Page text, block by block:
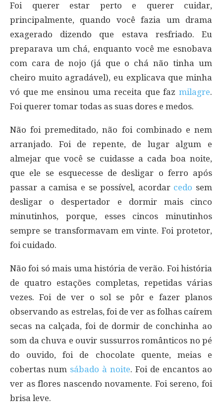
Foi querer estar perto e querer cuidar,
principalmente, quando você fazia um drama
exagerado dizendo que estava resfriado. Eu
preparava um chá, enquanto você me esnobava
com cara de nojo (já que o chá não tinha um
cheiro muito agradável), eu explicava que minha
vó que me ensinou uma receita que faz milagre.
Foi querer tomar todas as suas dores e medos.
Não foi premeditado, não foi combinado e nem
arranjado. Foi de repente, de lugar algum e
almejar que você se cuidasse a cada boa noite,
que ele se esquecesse de desligar o ferro após
passar a camisa e se possível, acordar cedo sem
desligar o despertador e dormir mais cinco
minutinhos, porque, esses cincos minutinhos
sempre se transformavam em vinte. Foi protetor,
foi cuidado.
Não foi só mais uma história de verão. Foi história
de quatro estações completas, repetidas várias
vezes. Foi de ver o sol se pôr e fazer planos
observando as estrelas, foi de ver as folhas caírem
secas na calçada, foi de dormir de conchinha ao
som da chuva e ouvir sussurros românticos no pé
do ouvido, foi de chocolate quente, meias e
cobertas num sábado à noite. Foi de encantos ao
ver as flores nascendo novamente. Foi sereno, foi
brisa leve.